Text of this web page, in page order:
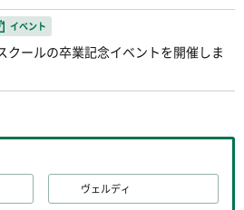
イベント
クールの卒業記念イベントを開催しま
ヴェルディ